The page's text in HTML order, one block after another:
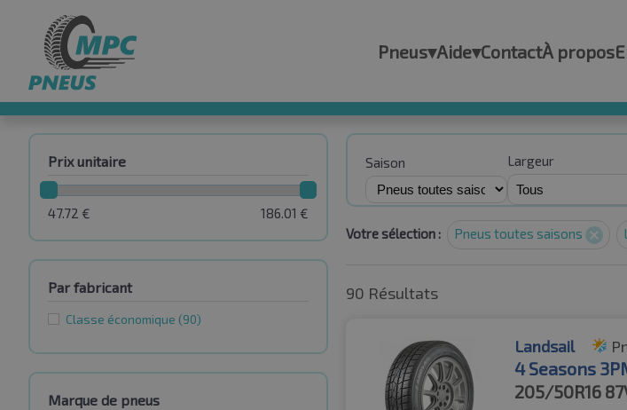
Pneus▾Aide▾ContactÀ propos
Prix unitaire
186.01 €
47.72 €
Par fabricant
Classe économique (90)
Marque de pneus
Saison Largeur
Votre sélection : Pneus toutes saisons
90 Résultats
Landsail
4 Seasons
205/50R16